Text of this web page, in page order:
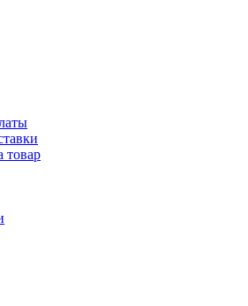
товар